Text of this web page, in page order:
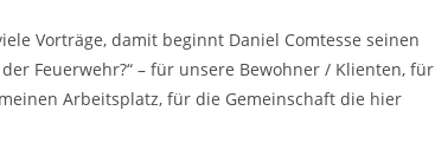
Vorträge, damit beginnt Daniel Comtesse seinen
Feuerwehr?“ – für unsere Bewohner / Klienten, für
Arbeitsplatz, für die Gemeinschaft die hier